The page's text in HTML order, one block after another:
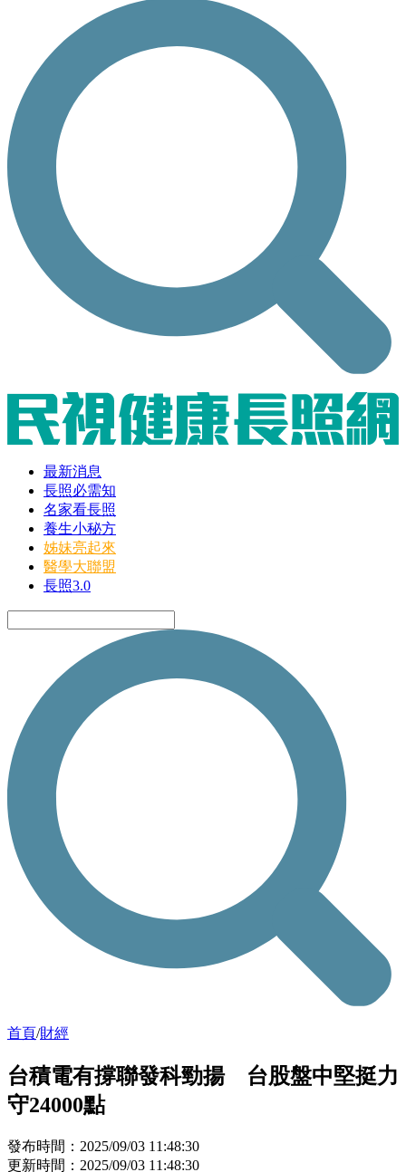
最新消息
長照必需知
名家看長照
養生小秘方
姊妹亮起來
醫學大聯盟
長照3.0
首頁/財經
台積電有撐聯發科勁揚 台股盤中堅挺力
守24000點
發布時間：2025/09/03 11:48:30
更新時間：2025/09/03 11:48:30